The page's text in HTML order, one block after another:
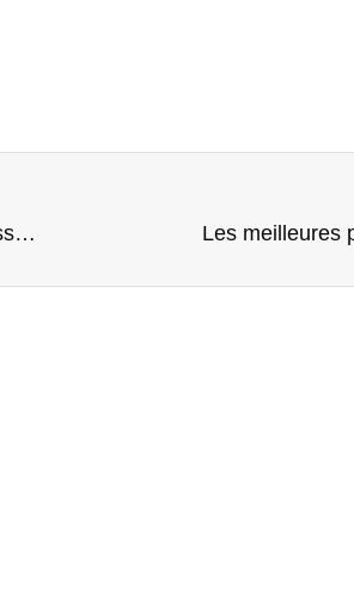
Comprendre et exploiter le SEO : pourquoi le référencement naturel est essentiel pour votre visibilité Les meilleures